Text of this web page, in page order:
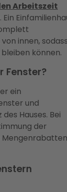
Arbeitszeit
innen,
können.
Fenster?
ein
und
Hauses. Bei
der
Mengenrabatten